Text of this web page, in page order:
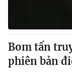
Bom tấn
phiên bản